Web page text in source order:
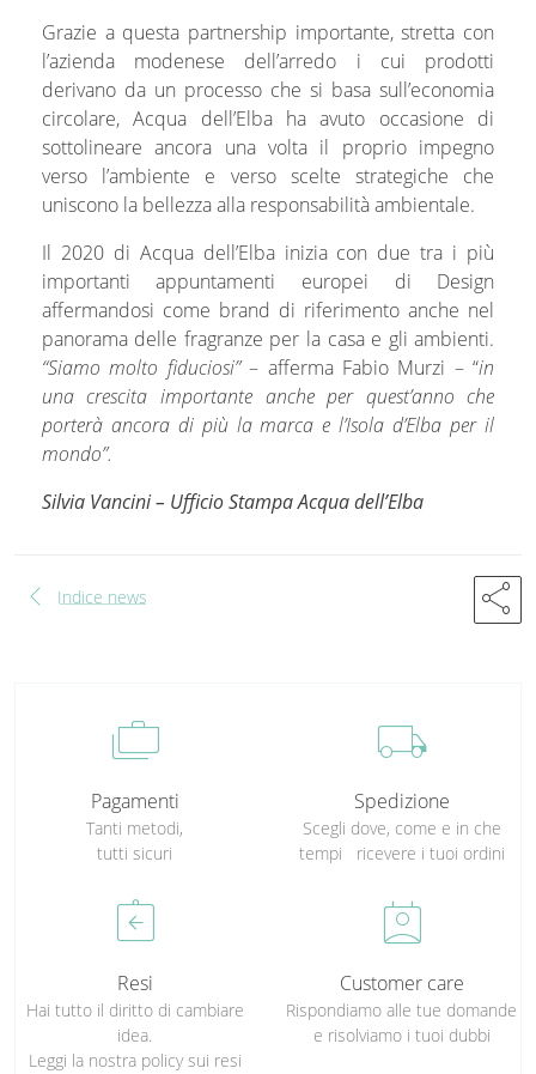
Grazie a questa partnership importante, stretta con
l’azienda modenese dell’arredo i cui prodotti
derivano da un processo che si basa sull’economia
circolare, Acqua dell’Elba ha avuto occasione di
sottolineare ancora una volta il proprio impegno
verso l’ambiente e verso scelte strategiche che
uniscono la bellezza alla responsabilità ambientale.
Il 2020 di Acqua dell’Elba inizia con due tra i più
importanti appuntamenti europei di Design
affermandosi come brand di riferimento anche nel
panorama delle fragranze per la casa e gli ambienti.
“Siamo molto fiduciosi”– afferma Fabio Murzi – “in
una crescita importante anche per quest’anno che
porterà ancora di più la marca e l’Isola d’Elba per il
mondo”.
Silvia Vancini – Ufficio Stampa Acqua dell’Elba
chevron_left Indice news share
cases
Pagamenti
Tanti metodi,
tutti sicuri
local_shipping
Spedizione
Scegli dove, come e in che
tempi ricevere i tuoi ordini
assignment_return
Resi
Hai tutto il diritto di cambiare
idea.
Leggi la nostra policy sui resi
perm_contact_calendar
Customer care
Rispondiamo alle tue domande
e risolviamo i tuoi dubbi